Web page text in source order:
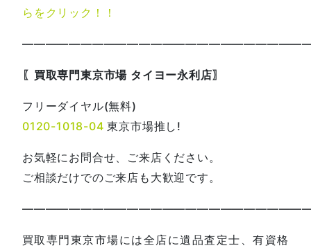
らをクリック！！
〖買取専門東京市場 タイヨー永利店〗
フリーダイヤル(無料)
0120-1018-04 東京市場推し!
お気軽にお問合せ、ご来店ください。
ご相談だけでのご来店も大歓迎です。
買取専門東京市場には全店に遺品査定士、有資格